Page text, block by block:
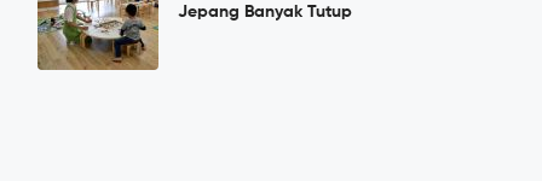
Jepang Banyak Tutup